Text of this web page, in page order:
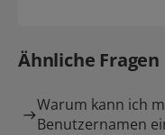
Ähnliche Fragen
Warum kann ich
Benutzernamen